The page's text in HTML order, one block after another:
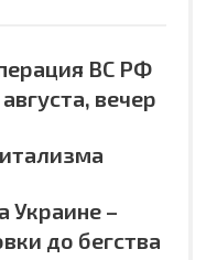
ВС РФ
вечер
Украине –
до бегства